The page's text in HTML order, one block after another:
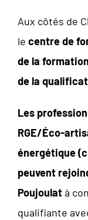
Aux côtés de
le centre de
de la
de la
Les
RGE/Éco-
énergétique
peuvent
Poujoulatà
qualifiante